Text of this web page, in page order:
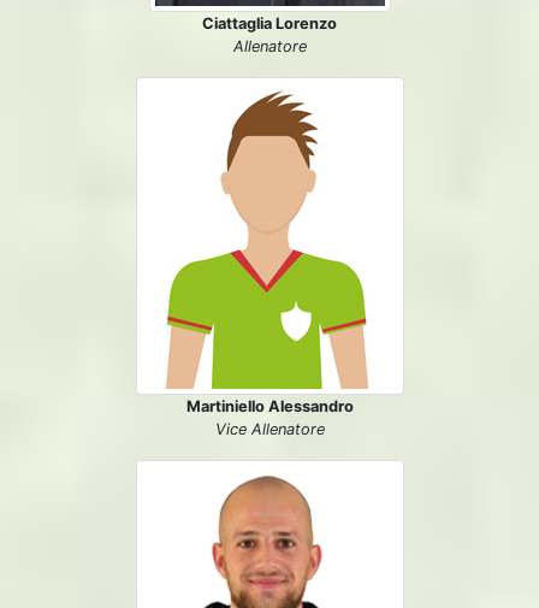
Ciattaglia Lorenzo
Allenatore
Martiniello Alessandro
Vice Allenatore